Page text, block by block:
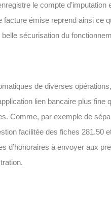
le compte
facture émise reprend ainsi ce
sécurisation du
de diverses
lien bancaire plus fine
Comme, par exemple de
facilitée des fiches 281.50
d’honoraires à envoyer aux